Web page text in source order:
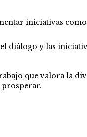
iniciativas
diálogo y las
que valora la
prosperar.